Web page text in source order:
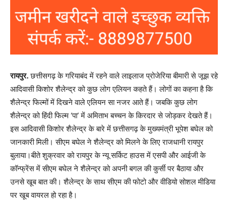
रायपुर.छत्तीसगढ़ के गरियाबंद में रहने वाले लाइलाज प्रोजेरिया बीमारी से जूझ रहे
आदिवासी किशोर शैलेन्द्र को कुछ लोग एलियन कहते हैं। लोगों का कहना है कि
शैलेन्द्र फिल्मों में दिखने वाले एलियन सा नजर आते हैं। जबकि कुछ लोग
शैलेन्द्र को हिंदी फिल्म ‘पा’ में अमिताभ बच्चन के किरदार से जोड़कर देखते हैं।
इस आदिवासी किशोर शैलेन्द्र के बारे में छत्तीसगढ़ के मुख्यमंत्री भूपेश बघेल को
जानकारी मिली। सीएम बघेल ने शैलेन्द्र को मिलने के लिए राजधानी रायपुर
बुलाया।बीते शुक्रवार को रायपुर के न्यू सर्किट हाउस में एसपी और आईजी के
कॉन्फ्रेंस में सीएम बघेल ने शैलेन्द्र को अपनी बगल की कुर्सी पर बैठाया और
उनसे खूब बात की। शैलेन्द्र के साथ सीएम की फोटो और वीडियो सोशल मीडिया
पर खूब वायरल हो रहा है।